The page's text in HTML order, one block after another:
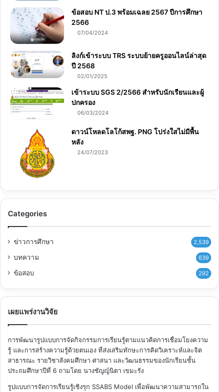
ข้อสอบ NT ป.3 พร้อมเฉลย 2567 ปีการศึกษา
2566
07/04/2024
ลิงก์เข้าระบบ TRS ระบบย้ายครูออนไลน์ล่าสุด
ปี 2568
02/01/2025
เข้าระบบ SGS 2/2566 สำหรับนักเรียนและผู้
ปกครอง
06/03/2024
ดาวน์โหลดโลโก้สพฐ. PNG โปร่งใสไม่มีพื้น
หลัง
24/07/2023
Categories
ข่าวการศึกษา 2,539
บทความ 639
ข้อสอบ 292
เผยแพร่งานวิจัย
การพัฒนารูปแบบการจัดกิจกรรมการเรียนรู้ตามแนวคิดการเชื่อมโยงความ
รู้ และการสร้างความรู้ด้วยตนเอง ที่ส่งเสริมทักษะการคิดวิเคราะห์และจิต
สาธารณะ รายวิชาสังคมศึกษา ศาสนา และวัฒนธรรมของนักเรียนชั้น
ประถมศึกษาปีที่ 6 ถามโดย นางชัญญ์นิตา เขมะรัง
รูปแบบการจัดการเรียนรู้เชิงรุก SSABS Model เพื่อพัฒนาความสามารถใน